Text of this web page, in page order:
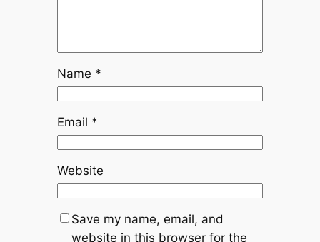
Name *
Email *
Website
Save my name, email, and
website in this browser for the